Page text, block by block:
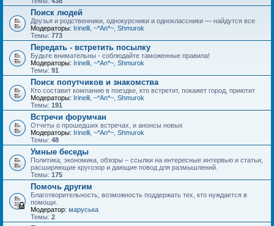
Поиск людей
Друзья и родственники, однокурсники и одноклассники — найдутся все
Модераторы: Irinelli ~*An*~ Shmurok
Темы: 773
Передать - встретить посылку
Будьте внимательны - соблюдайте таможенные правила!
Модераторы: Irinelli ~*An*~ Shmurok
Темы: 91
Поиск попутчиков и знакомства
Кто составит компанию в поездке, кто встретит, покажет город, приютит
Модераторы: Irinelli ~*An*~ Shmurok
Темы: 191
Встречи форумчан
Отчеты о прошедших встречах, и анонсы новых
Модераторы: Irinelli ~*An*~ Shmurok
Темы: 48
Умные беседы
Политика, экономика, обзоры – ссылки на интересные интервью и статьи,
расширяющие кругозор и дающие повод для размышлений.
Темы: 175
Помочь другим
Благотворительность, возможность поддержать тех, кто нуждается в
помощи.
Модератор: маруська
Темы: 2